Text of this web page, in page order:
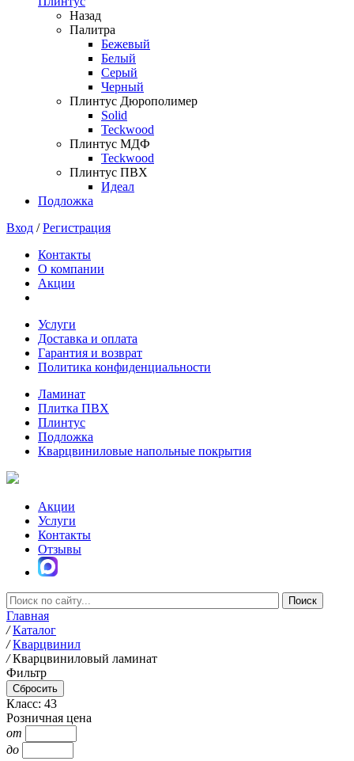
Назад
Палитра
Бежевый
Белый
Серый
Черный
Плинтус Дюрополимер
Solid
Teckwood
Плинтус МДФ
Teckwood
Плинтус ПВХ
Идеал
Подложка
Вход /Регистрация
Контакты
О компании
Акции
Услуги
Доставка и оплата
Гарантия и возврат
Политика конфиденциальности
Ламинат
Плитка ПВХ
Плинтус
Подложка
Кварцвиниловые напольные покрытия
Акции
Услуги
Контакты
Отзывы
Главная
/ Каталог
/ Кварцвинил
/ Кварцвиниловый ламинат
Фильтр
Класс: 43
Розничная цена
от
до